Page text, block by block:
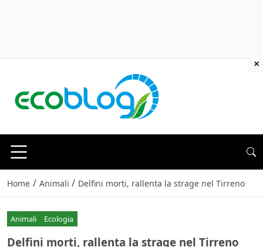
Home / Animali / Delfini morti, rallenta la strage nel Tirreno
Animali Ecologia
Delfini morti, rallenta la strage nel Tirreno
×